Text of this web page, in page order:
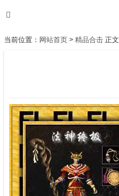
当前位置： 网站首页 > 精品合击 正文